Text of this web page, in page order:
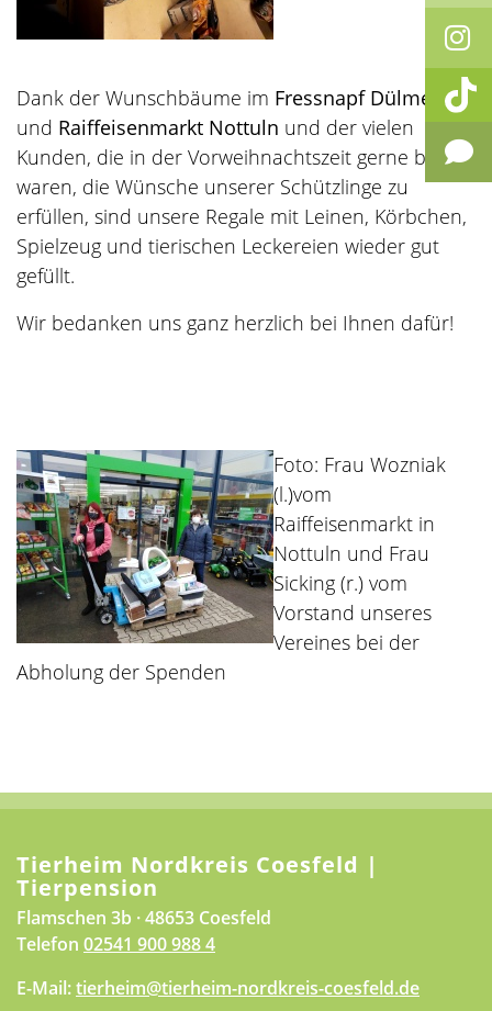
Dank der Wunschbäume im Fressnapf Dülmen
und Raiffeisenmarkt Nottuln und der vielen
Kunden, die in der Vorweihnachtszeit gerne bereit
waren, die Wünsche unserer Schützlinge zu
erfüllen, sind unsere Regale mit Leinen, Körbchen,
Spielzeug und tierischen Leckereien wieder gut
gefüllt.
Wir bedanken uns ganz herzlich bei Ihnen dafür!
Foto: Frau Wozniak
(l.)vom
Raiffeisenmarkt in
Nottuln und Frau
Sicking (r.) vom
Vorstand unseres
Vereines bei der
Abholung der Spenden
Tierheim Nordkreis Coesfeld |
Tierpension
Flamschen 3b · 48653 Coesfeld
Telefon 02541 900 988 4
E-Mail:tierheim@tierheim-nordkreis-coesfeld.de